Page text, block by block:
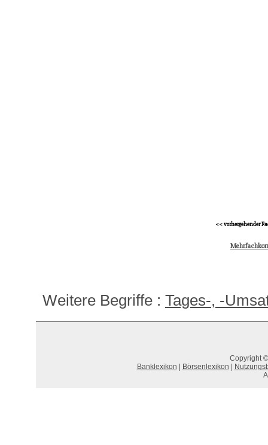
<< vorhergehender
Weitere Begriffe : Tages-, -
Copyright
Banklexikon
Börsenlexikon